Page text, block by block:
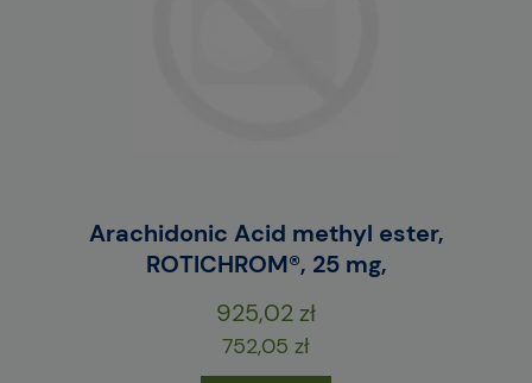
Arachidonic Acid methyl ester,
ROTICHROM®, 25 mg,
925,02 zł
752,05 zł